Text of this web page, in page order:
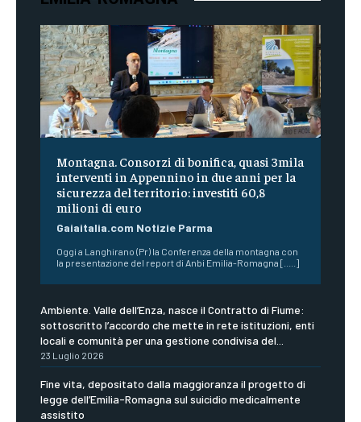
Montagna. Consorzi di bonifica, quasi 3mila
interventi in Appennino in due anni per la
sicurezza del territorio: investiti 60,8
milioni di euro
Gaiaitalia.com Notizie Parma
Oggi a Langhirano (Pr) la Conferenza della montagna con
la presentazione del report di Anbi Emilia-Romagna [.....]
Ambiente. Valle dell’Enza, nasce il Contratto di Fiume:
sottoscritto l’accordo che mette in rete istituzioni, enti
locali e comunità per una gestione condivisa del...
23 Luglio 2026
Fine vita, depositato dalla maggioranza il progetto di
legge dell’Emilia-Romagna sul suicidio medicalmente
assistito